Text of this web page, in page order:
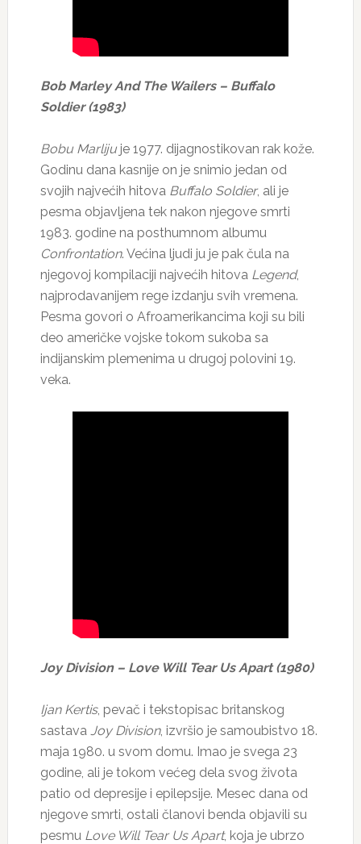
Bob Marley And The Wailers – Buffalo
Soldier (1983)
Bobu Marlijuje 1977. dijagnostikovan rak kože.
Godinu dana kasnije on je snimio jedan od
svojih najvećih hitova Buffalo Soldier, ali je
pesma objavljena tek nakon njegove smrti
1983. godine na posthumnom albumu
Confrontation. Većina ljudi ju je pak čula na
njegovoj kompilaciji najvećih hitova Legend,
najprodavanijem rege izdanju svih vremena.
Pesma govori o Afroamerikancima koji su bili
deo američke vojske tokom sukoba sa
indijanskim plemenima u drugoj polovini 19.
veka.
Joy Division – Love Will Tear Us Apart (1980)
Ijan Kertis, pevač i tekstopisac britanskog
sastava Joy Division, izvršio je samoubistvo 18.
maja 1980. u svom domu. Imao je svega 23
godine, ali je tokom većeg dela svog života
patio od depresije i epilepsije. Mesec dana od
njegove smrti, ostali članovi benda objavili su
pesmu Love Will Tear Us Apart, koja je ubrzo